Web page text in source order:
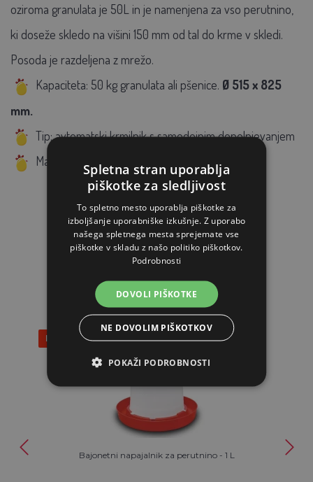
oziroma granulata je 50L in je namenjena za vso perutnino,
ki doseže skledo na višini 150 mm od tal do krme v skledi.
Posoda je razdeljena z mrežo.
Kapaciteta: 50 kg granulata ali pšenice. Ø 515 x 825
mm.
Tip: avtomatski krmilnik s samodejnim dopolnjevanjem
Material: nestrupena plastika, izdelana v EU
PODOBNI IZDELKI
Popust 59%
Bajonetni napajalnik za perutnino - 1 L
Spletna stran uporablja
piškotke za sledljivost
To spletno mesto uporablja piškotke za
izboljšanje uporabniške izkušnje. Z uporabo
našega spletnega mesta sprejemate vse
piškotke v skladu z našo politiko piškotkov.
Podrobnosti
DOVOLI PIŠKOTKE
NE DOVOLIM PIŠKOTKOV
POKAŽI PODROBNOSTI